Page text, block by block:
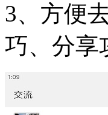
3、方便
巧、分享